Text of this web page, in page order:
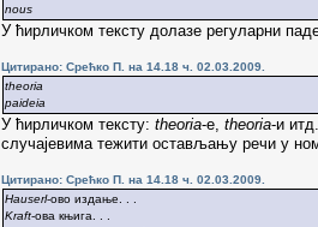
nous
У ћирличком тексту долазе регуларни
Цитирано: Срећко П. на 14.18 ч. 02.03.2009.
theoria
paideia
У ћирличком тексту: theoria-е, theoria-и
случајевима тежити остављању речи у
Цитирано: Срећко П. на 14.18 ч. 02.03.2009.
Hauserl-ово издање. . .
Kraft-ова књига. . .